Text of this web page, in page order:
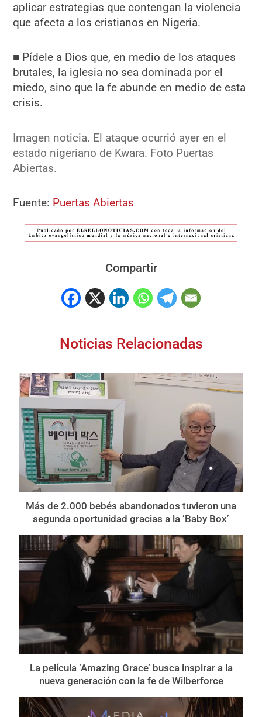
aplicar estrategias que contengan la violencia
que afecta a los cristianos en Nigeria.
■ Pídele a Dios que, en medio de los ataques
brutales, la iglesia no sea dominada por el
miedo, sino que la fe abunde en medio de esta
crisis.
Imagen noticia. El ataque ocurrió ayer en el
estado nigeriano de Kwara. Foto Puertas
Abiertas.
Fuente: Puertas Abiertas
Compartir
Noticias Relacionadas
Más de 2.000 bebés abandonados tuvieron una
segunda oportunidad gracias a la ‘Baby Box’
La película ‘Amazing Grace’ busca inspirar a la
nueva generación con la fe de Wilberforce